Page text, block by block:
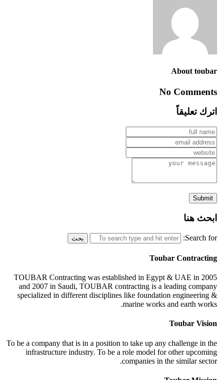
About toubar
No Comments
اترك تعليقاً
ابحث هنا
Search for:
Toubar Contracting
TOUBAR Contracting was established in Egypt & UAE in 2005
and 2007 in Saudi, TOUBAR contracting is a leading company
specialized in different disciplines like foundation engineering &
marine works and earth works.
Toubar Vision
To be a company that is in a position to take up any challenge in the
infrastructure industry. To be a role model for other upcoming
companies in the similar sector.